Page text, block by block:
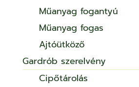
Műanyag fogantyú
Műanyag fogas
Ajtóütköző
Gardrób szerelvény
Cipőtárolás